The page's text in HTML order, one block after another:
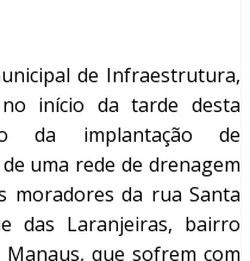
de Infraestrutura,
início da tarde desta
da implantação de
uma rede de drenagem
moradores da rua Santa
das Laranjeiras, bairro
que sofrem com